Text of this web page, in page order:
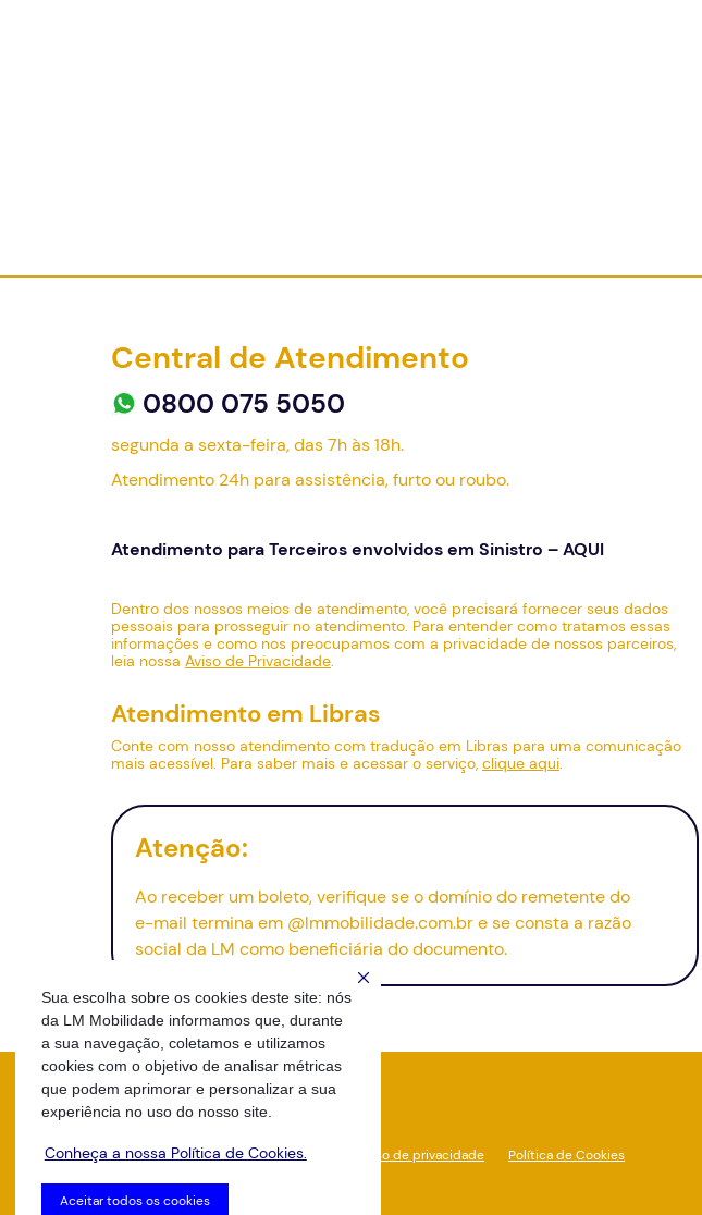
Sua escolha sobre os cookies deste site: nós
da LM Mobilidade informamos que, durante
a sua navegação, coletamos e utilizamos
cookies com o objetivo de analisar métricas
que podem aprimorar e personalizar a sua
experiência no uso do nosso site.
Conheça a nossa Política de Cookies.
Aceitar todos os cookies
Central de Atendimento
0800 075 5050
segunda a sexta-feira, das 7h às 18h.
Atendimento 24h para assistência, furto ou roubo.
Atendimento para Terceiros envolvidos em Sinistro –AQUI
Dentro dos nossos meios de atendimento, você precisará fornecer seus dados
pessoais para prosseguir no atendimento. Para entender como tratamos essas
informações e como nos preocupamos com a privacidade de nossos parceiros,
leia nossa Aviso de Privacidade.
Atendimento em Libras
Conte com nosso atendimento com tradução em Libras para uma comunicação
mais acessível. Para saber mais e acessar o serviço, clique aqui.
Atenção:
Ao receber um boleto, verifique se o domínio do remetente do
e-mail termina em @lmmobilidade.com.br e se consta a razão
social da LM como beneficiária do documento.
2026 - Todos os Direitos Reservados Aviso de privacidade
Política de Cookies